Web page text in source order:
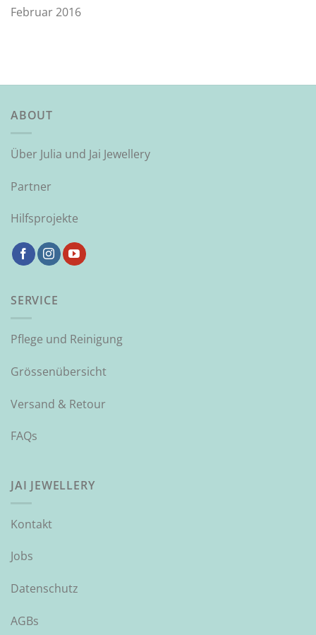
Februar 2016
ABOUT
Über Julia und Jai Jewellery
Partner
Hilfsprojekte
SERVICE
Pflege und Reinigung
Grössenübersicht
Versand & Retour
FAQs
JAI JEWELLERY
Kontakt
Jobs
Datenschutz
AGBs